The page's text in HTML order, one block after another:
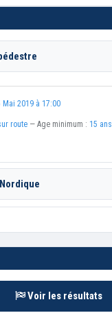
Mai 2019 à 17:00
route — Age minimum : 15 ans
Voir les résultats